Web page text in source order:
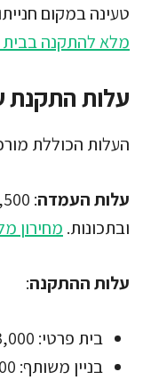
טעינה במקום
מלא להתקנה
עלות
העלות הכוללת
עלות העמדה
ובתכונות. מחירון
עלות ההתקנה:
בית פרטי: 2,000-3,000 שקלים
בניין משותף: 2,500-3,500 שקלים